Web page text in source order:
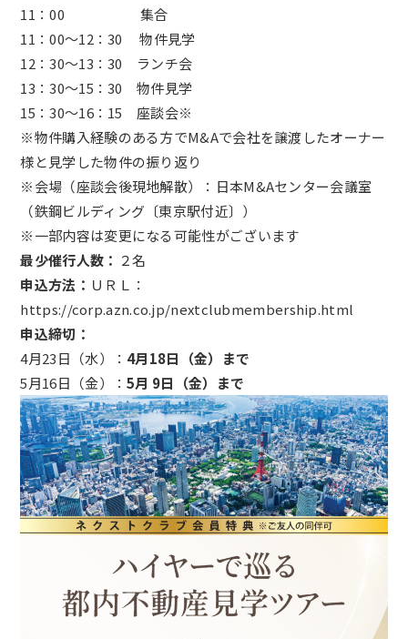
11：00 集合
11：00～12：30 物件見学
12：30～13：30 ランチ会
13：30～15：30 物件見学
15：30～16：15 座談会※
※物件購入経験のある方でM&Aで会社を譲渡したオーナー
様と見学した物件の振り返り
※会場（座談会後現地解散）：日本M&Aセンター会議室
（鉄鋼ビルディング〔東京駅付近〕）
※一部内容は変更になる可能性がございます
最少催行人数： ２名
申込方法： ＵＲＬ：
https://corp.azn.co.jp/nextclubmembership.html
申込締切：
4月23日（水）： 4月18日（金）まで
5月16日（金）：5月 9日（金）まで